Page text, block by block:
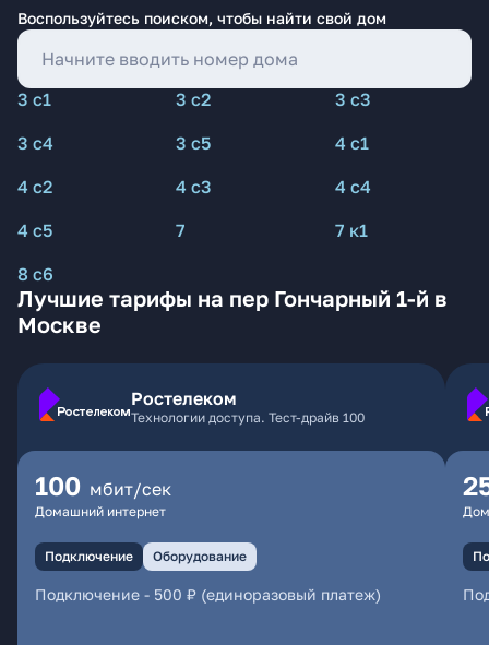
Воспользуйтесь поиском, чтобы найти свой дом
3 с1 3 с2
3 с3
3 с4
3 с5
4 с1
4 с2
4 с3
4 с4
4 с5
7
7 к1
8 с6
Лучшие тарифы на пер Гончарный 1-й в
Москве
Ростелеком
Технологии доступа. Тест-драйв 100
100 мбит/сек
Домашний интернет
Подключение Оборудование
Подключение - 500 ₽ (единоразовый платеж)